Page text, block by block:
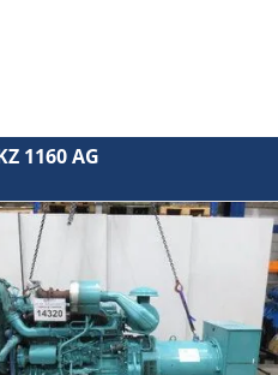
1160 AG